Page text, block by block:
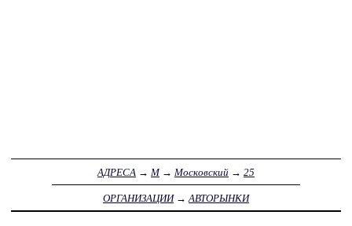
АДРЕСА → М→ Московский → 25
ОРГАНИЗАЦИИ→ АВТОРЫНКИ